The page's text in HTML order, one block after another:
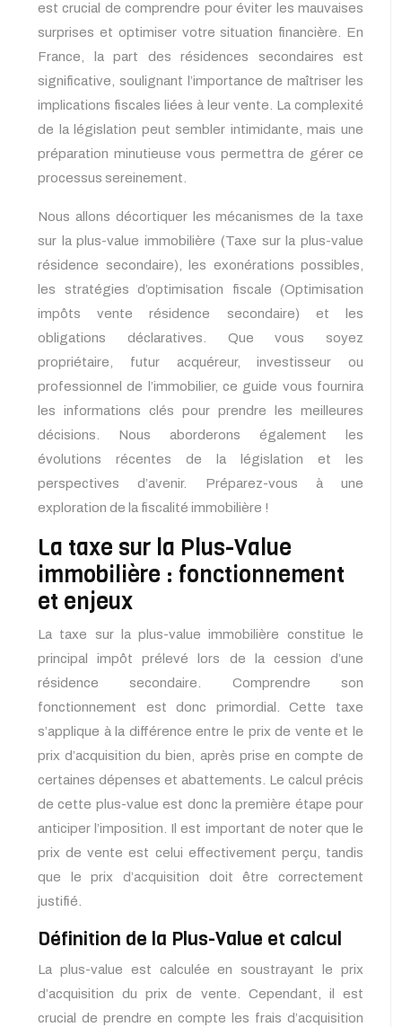
est crucial de comprendre pour éviter les mauvaises
surprises et optimiser votre situation financière. En
France, la part des résidences secondaires est
significative, soulignant l’importance de maîtriser les
implications fiscales liées à leur vente. La complexité
de la législation peut sembler intimidante, mais une
préparation minutieuse vous permettra de gérer ce
processus sereinement.
Nous allons décortiquer les mécanismes de la taxe
sur la plus-value immobilière (Taxe sur la plus-value
résidence secondaire), les exonérations possibles,
les stratégies d’optimisation fiscale (Optimisation
impôts vente résidence secondaire) et les
obligations déclaratives. Que vous soyez
propriétaire, futur acquéreur, investisseur ou
professionnel de l’immobilier, ce guide vous fournira
les informations clés pour prendre les meilleures
décisions. Nous aborderons également les
évolutions récentes de la législation et les
perspectives d’avenir. Préparez-vous à une
exploration de la fiscalité immobilière !
La taxe sur la Plus-Value
immobilière : fonctionnement
et enjeux
La taxe sur la plus-value immobilière constitue le
principal impôt prélevé lors de la cession d’une
résidence secondaire. Comprendre son
fonctionnement est donc primordial. Cette taxe
s’applique à la différence entre le prix de vente et le
prix d’acquisition du bien, après prise en compte de
certaines dépenses et abattements. Le calcul précis
de cette plus-value est donc la première étape pour
anticiper l’imposition. Il est important de noter que le
prix de vente est celui effectivement perçu, tandis
que le prix d’acquisition doit être correctement
justifié.
Définition de la Plus-Value et calcul
La plus-value est calculée en soustrayant le prix
d’acquisition du prix de vente. Cependant, il est
crucial de prendre en compte les frais d’acquisition